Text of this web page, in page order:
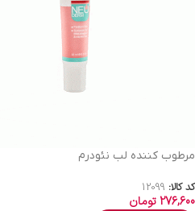
مرطوب کننده لب نئودرم
کد کالا: 12099
276,600تومان